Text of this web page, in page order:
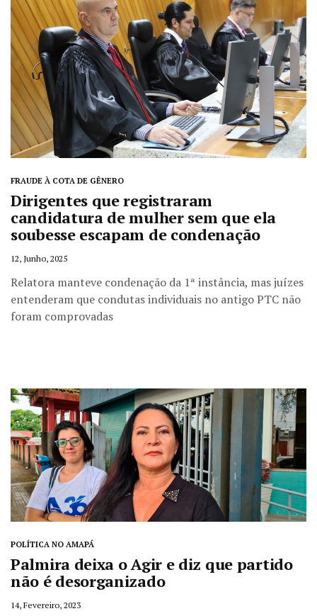
FRAUDE À COTA DE GÊNERO
Dirigentes que registraram
candidatura de mulher sem que ela
soubesse escapam de condenação
12, Junho, 2025
Relatora manteve condenação da 1ª instância, mas juízes
entenderam que condutas individuais no antigo PTC não
foram comprovadas
POLÍTICA NO AMAPÁ
Palmira deixa o Agir e diz que partido
não é desorganizado
14, Fevereiro, 2023